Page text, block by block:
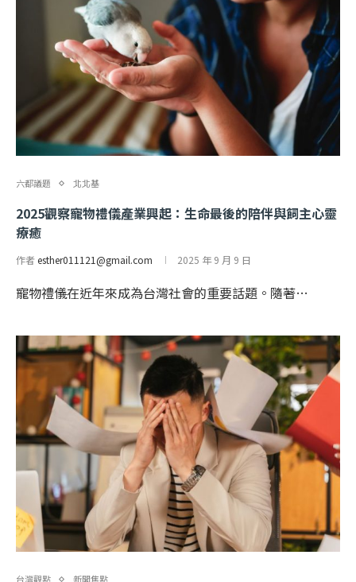
六都議題 北北基
2025觀察寵物禮儀產業興起：生命最後的陪伴與飼主心靈
療癒
作者 esther011121@gmail.com 2025 年 9 月 9 日
寵物禮儀在近年來成為台灣社會的重要話題。隨著…
台灣觀點 新聞焦點